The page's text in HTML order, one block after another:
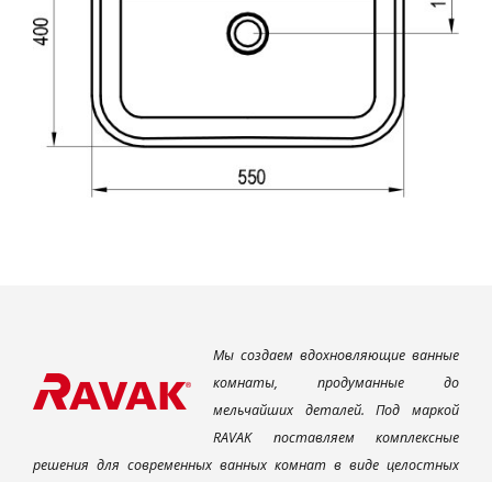
Мы создаем вдохновляющие ванные
комнаты, продуманные до
мельчайших деталей. Под маркой
RAVAK поставляем комплексные
решения для современных ванных комнат в виде целостных